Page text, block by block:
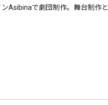
Asibinaで劇団制作。舞台制作と